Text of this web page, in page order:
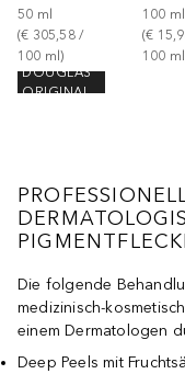
50 ml
(€ 305,58 /
100 ml)
DOUGLAS
ORIGINAL
100 ml
(€
100 ml
Die folgende
medizinisch-
einem Dermatologen
Deep Peels mit